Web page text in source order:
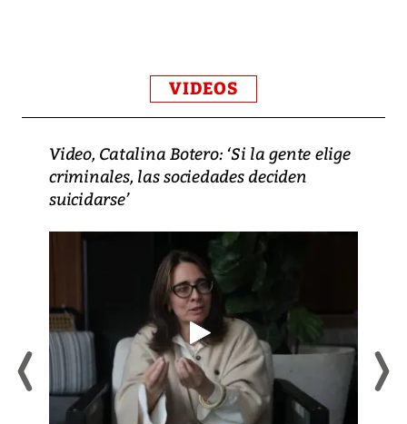
VIDEOS
Video, Catalina Botero: ‘Si la gente elige
criminales, las sociedades deciden
suicidarse’